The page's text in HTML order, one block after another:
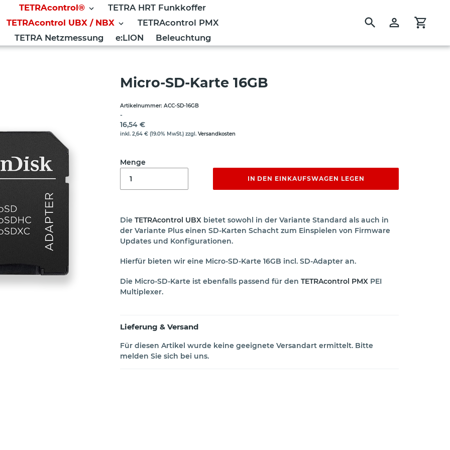
TETRAcontrol®
TETRA HRT Funkkoffer
TETRAcontrol UBX / NBX
TETRAcontrol PMX
TETRA Netzmessung
e:LION Beleuchtung
Suchen Einloggen
› Micro-SD-Karte 16GB
Micro-SD-Karte 16GB
Artikelnummer: ACC-SD-16GB
VERKÄUFER
-
Normaler Preis
16,54 €
inkl. 2,64 € (19.0% MwSt.) zzgl. Versandkosten
Menge
IN DEN EINKAUFSWAGEN LEGEN
Die TETRAcontrol UBX bietet sowohl in der Variante Standard als auch in
der Variante Plus einen SD-Karten Schacht zum Einspielen von Firmware
Updates und Konfigurationen.
Hierfür bieten wir eine Micro-SD-Karte 16GB incl. SD-Adapter an.
Die Micro-SD-Karte ist ebenfalls passend für den TETRAcontrol PMX PEI
Multiplexer.
Lieferung & Versand
Für diesen Artikel wurde keine geeignete Versandart ermittelt. Bitte
melden Sie sich bei uns.